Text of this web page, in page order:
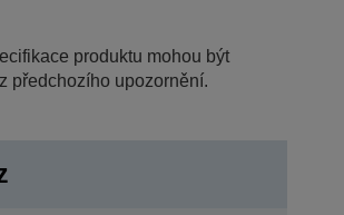
produktu mohou být
předchozího upozornění.